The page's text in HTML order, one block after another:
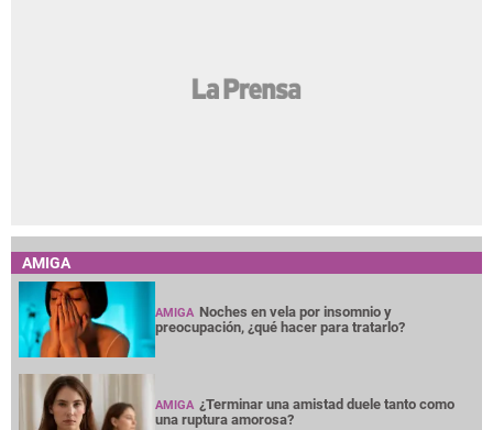
AMIGA
AMIGA Noches en vela por insomnio y
preocupación, ¿qué hacer para tratarlo?
AMIGA ¿Terminar una amistad duele tanto como
una ruptura amorosa?